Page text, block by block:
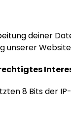
deiner
unserer
8 Bits der